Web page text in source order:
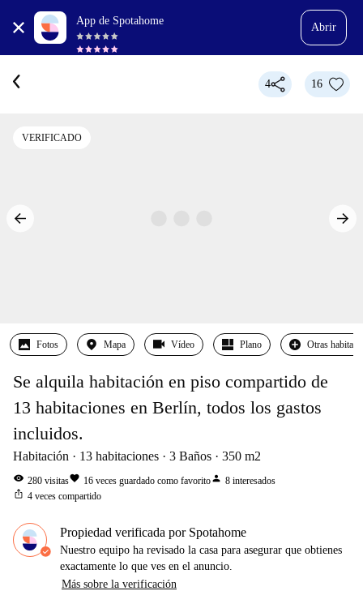
App de Spotahome
Abrir
4 16
VERIFICADO
Fotos Mapa Vídeo Plano Otras
Se alquila habitación en piso compartido de
13 habitaciones en Berlín, todos los gastos
incluidos.
Habitación 13 habitaciones 3 Baños 350 m2
visibility 280 visitasfavorite 16 veces guardado como favoritoperson 8 interesados
ios_share 4 veces compartido
Propiedad verificada por Spotahome
Nuestro equipo ha revisado la casa para asegurar que obtienes
exactamente lo que ves en el anuncio.
Más sobre la verificación